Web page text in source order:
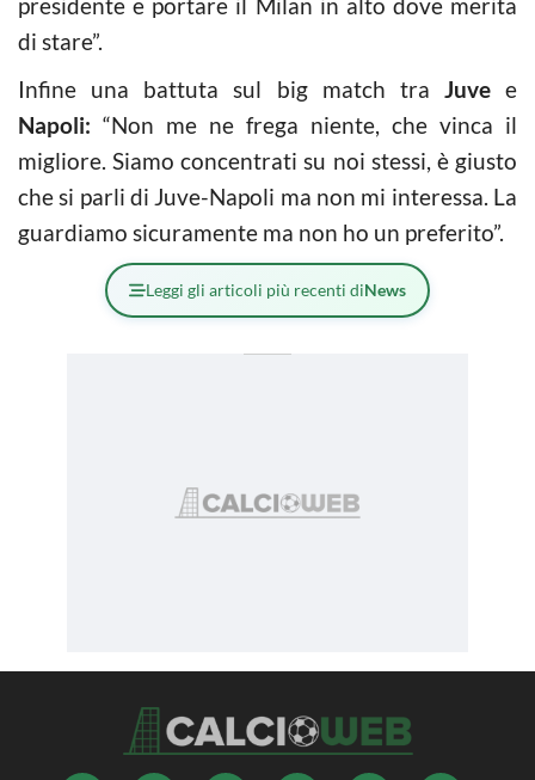
di stare”.
Infine una battuta sul big match tra Juvee
Napoli: “Non me ne frega niente, che vinca il
migliore. Siamo concentrati su noi stessi, è giusto
che si parli di Juve-Napoli ma non mi interessa. La
guardiamo sicuramente ma non ho un preferito”.
Leggi gli articoli più recenti diNews